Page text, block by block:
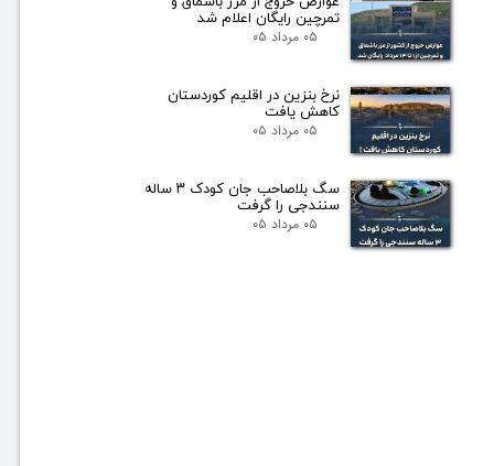
تمرچین رایگان اعلام شد
۰۵ مرداد ۰۵
نرخ بنزین در اقلیم کوردستان
کاهش یافت
۰۵ مرداد ۰۵
سگ بلاصاحب جان کودک ۳ ساله
سنندجی را گرفت
۰۵ مرداد ۰۵